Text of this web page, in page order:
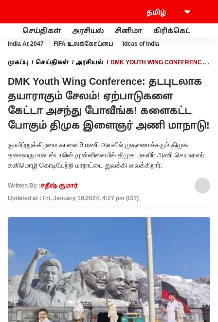
செய்திகள் அரசியல் சினிமா கிரிக்கெட்
India At 2047 FIFA உலக்கோப்பை Ideas of India
முகப்பு செய்திகள் அரசியல்
DMK YOUTH WING CONFERENCE:
போவீங்க! களைகட்ட போகும் திமுக இளைஞர் அணி மாநாடு!
DMK Youth Wing Conference: தடபுடலாக
தயாராகும் சேலம்! ஏற்பாடுகளை
கேட்டா அசந்து போவீங்க! களைகட்ட
போகும் திமுக இளைஞர் அணி மாநாடு!
ஞாயிற்றுக்கிழமை காலை 9 மணி அளவில் முதலமைச்சரும் திமுக
தலைவருமான ஸ்டாலின் முன்னிலையில் திமுக மகளிர் அணி செயலாளர்
கனிமொழி கொடியேற்றி மாநாட்டை துவக்கி வைக்கிறார்.
Written By :சதீஷ் குமார்
Updated at : Fri, January 19,2024, 4:27 pm (IST)